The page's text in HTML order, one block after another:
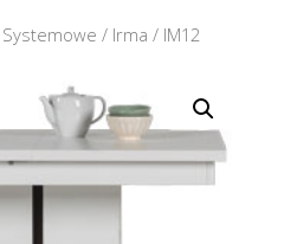
/ Irma / IM12